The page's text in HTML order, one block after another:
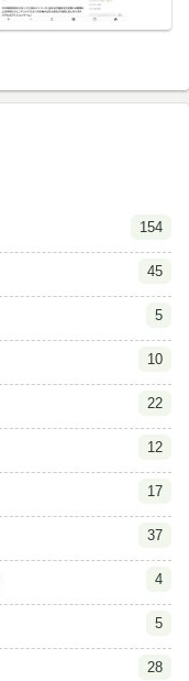
154
45
5
10
22
12
17
37
4
5
28